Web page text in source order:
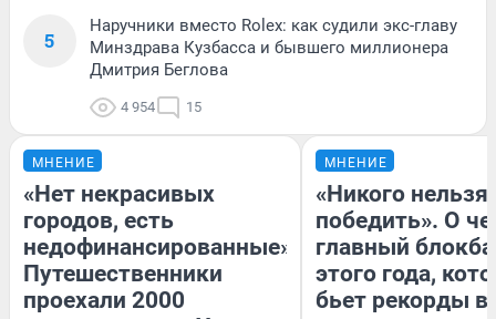
5
Наручники вместо Rolex: как судили экс-главу
Минздрава Кузбасса и бывшего миллионера
Дмитрия Беглова
4 954 15
МНЕНИЕ
«Нет некрасивых
городов, есть
недофинансированные».
Путешественники
проехали 2000
МНЕНИЕ
«Никого нельзя
победить». О
главный
этого года,
бьет рекорды в